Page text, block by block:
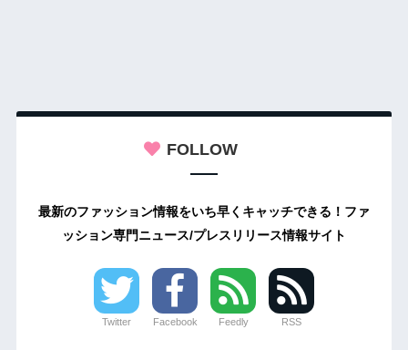
FOLLOW
最新のファッション情報をいち早くキャッチできる！ファ
ッション専門ニュース/プレスリリース情報サイト
Twitter Facebook Feedly RSS